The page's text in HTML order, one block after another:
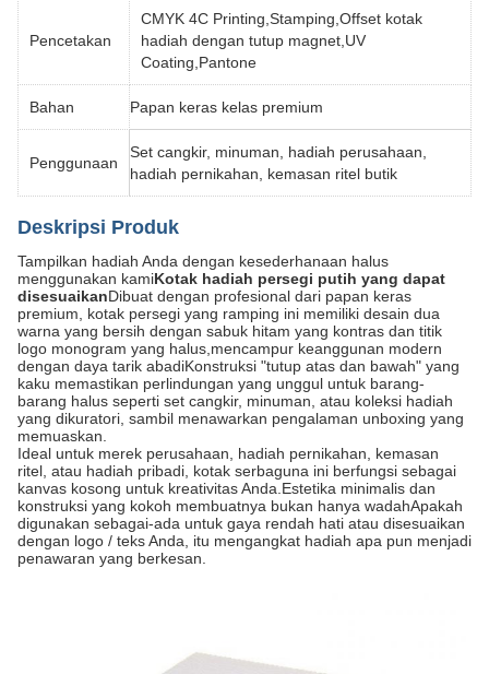
Pencetakan
CMYK 4C Printing,Stamping,Offset kotak
hadiah dengan tutup magnet,UV
Coating,Pantone
Bahan Papan keras kelas premium
Penggunaan
Set cangkir, minuman, hadiah perusahaan,
hadiah pernikahan, kemasan ritel butik
Deskripsi Produk
Tampilkan hadiah Anda dengan kesederhanaan halus
menggunakan kamiKotak hadiah persegi putih yang dapat
disesuaikanDibuat dengan profesional dari papan keras
premium, kotak persegi yang ramping ini memiliki desain dua
warna yang bersih dengan sabuk hitam yang kontras dan titik
logo monogram yang halus,mencampur keanggunan modern
dengan daya tarik abadiKonstruksi "tutup atas dan bawah" yang
kaku memastikan perlindungan yang unggul untuk barang-
barang halus seperti set cangkir, minuman, atau koleksi hadiah
yang dikuratori, sambil menawarkan pengalaman unboxing yang
memuaskan.
Ideal untuk merek perusahaan, hadiah pernikahan, kemasan
ritel, atau hadiah pribadi, kotak serbaguna ini berfungsi sebagai
kanvas kosong untuk kreativitas Anda.Estetika minimalis dan
konstruksi yang kokoh membuatnya bukan hanya wadahApakah
digunakan sebagai-ada untuk gaya rendah hati atau disesuaikan
dengan logo / teks Anda, itu mengangkat hadiah apa pun menjadi
penawaran yang berkesan.